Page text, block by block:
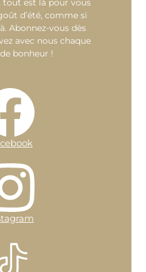
est là pour vous
d’été, comme si
Abonnez-vous dès
avec nous chaque
bonheur !